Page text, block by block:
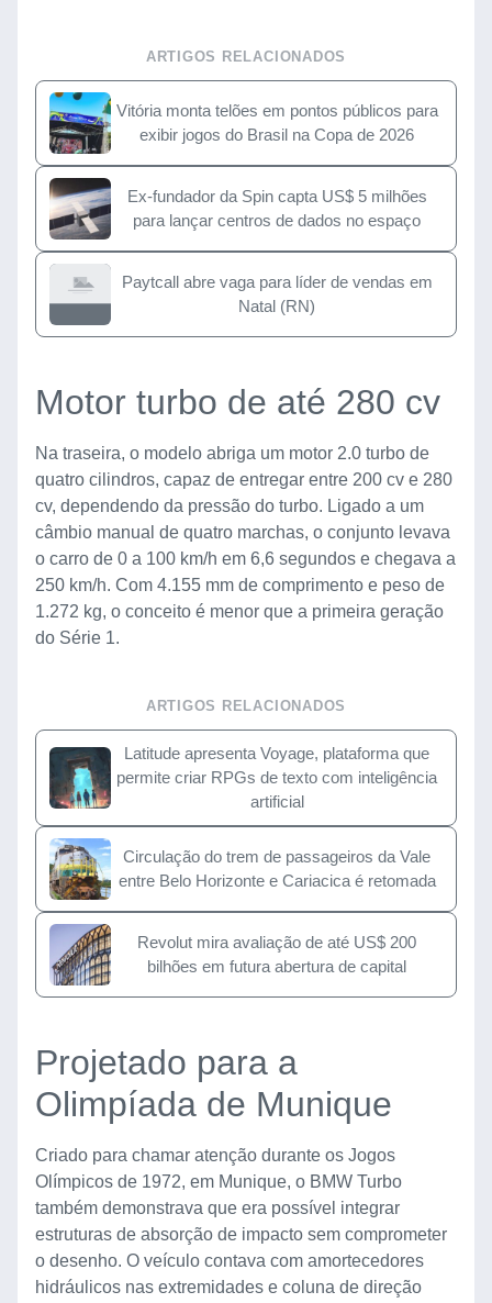
ARTIGOS RELACIONADOS
Vitória monta telões em pontos públicos para
exibir jogos do Brasil na Copa de 2026
Ex-fundador da Spin capta US$ 5 milhões
para lançar centros de dados no espaço
Paytcall abre vaga para líder de vendas em
Natal (RN)
Motor turbo de até 280 cv
Na traseira, o modelo abriga um motor 2.0 turbo de
quatro cilindros, capaz de entregar entre 200 cv e 280
cv, dependendo da pressão do turbo. Ligado a um
câmbio manual de quatro marchas, o conjunto levava
o carro de 0 a 100 km/h em 6,6 segundos e chegava a
250 km/h. Com 4.155 mm de comprimento e peso de
1.272 kg, o conceito é menor que a primeira geração
do Série 1.
ARTIGOS RELACIONADOS
Latitude apresenta Voyage, plataforma que
permite criar RPGs de texto com inteligência
artificial
Circulação do trem de passageiros da Vale
entre Belo Horizonte e Cariacica é retomada
Revolut mira avaliação de até US$ 200
bilhões em futura abertura de capital
Projetado para a
Olimpíada de Munique
Criado para chamar atenção durante os Jogos
Olímpicos de 1972, em Munique, o BMW Turbo
também demonstrava que era possível integrar
estruturas de absorção de impacto sem comprometer
o desenho. O veículo contava com amortecedores
hidráulicos nas extremidades e coluna de direção